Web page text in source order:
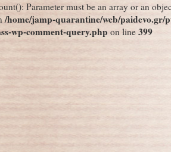
Parameter must be an array or an
/home/jamp-quarantine/web/paidevo.gr/
wp-comment-query.php on line 399